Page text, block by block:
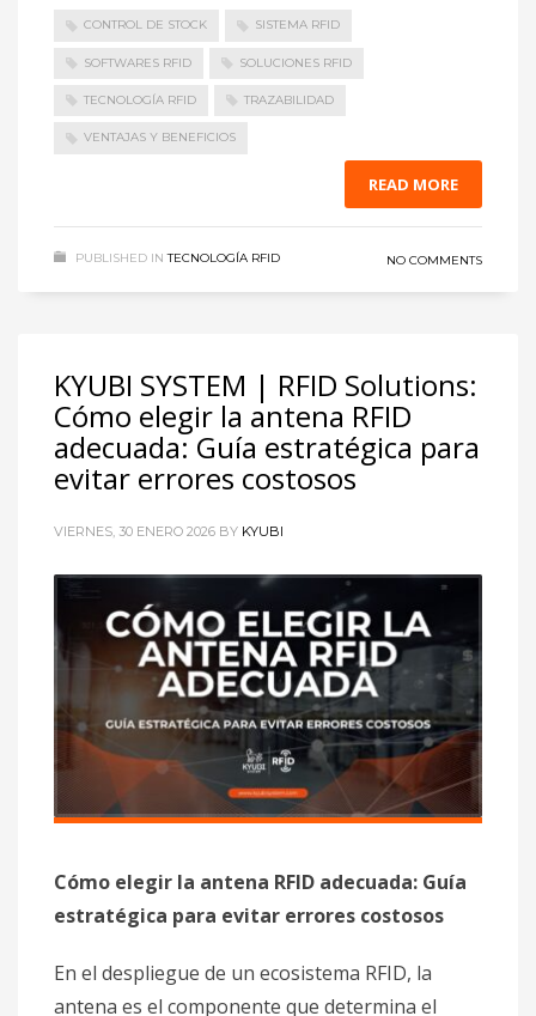
CONTROL DE STOCK SISTEMA RFID
SOFTWARES RFID SOLUCIONES RFID
TECNOLOGÍA RFID TRAZABILIDAD
VENTAJAS Y BENEFICIOS
READ MORE
PUBLISHED IN TECNOLOGÍA RFID NO COMMENTS
KYUBI SYSTEM | RFID Solutions:
Cómo elegir la antena RFID
adecuada: Guía estratégica para
evitar errores costosos
VIERNES, 30 ENERO 2026 BY KYUBI
Cómo elegir la antena RFID adecuada: Guía
estratégica para evitar errores costosos
En el despliegue de un ecosistema RFID, la
antena es el componente que determina el